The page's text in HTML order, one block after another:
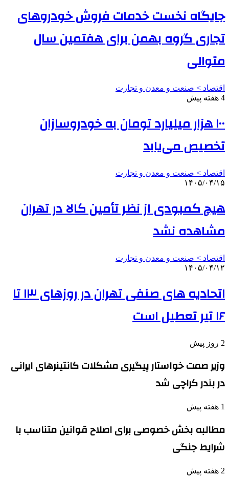
جایگاه نخست خدمات فروش خودروهای
تجاری گروه بهمن برای هفتمین سال
متوالی
اقتصاد > صنعت و معدن و تجارت
4 هفته پیش
۱۰۰ هزار میلیارد تومان به خودروسازان
تخصیص می‌یابد
اقتصاد > صنعت و معدن و تجارت
۱۴۰۵/۰۴/۱۵
هیچ کمبودی از نظر تأمین کالا در تهران
مشاهده نشد
اقتصاد > صنعت و معدن و تجارت
۱۴۰۵/۰۴/۱۲
اتحادیه های صنفی تهران در روزهای ۱۳ تا
۱۶ تیر تعطیل است
2 روز پیش
وزیر صمت خواستار پیگیری مشکلات کانتینرهای ایرانی
در بندر کراچی شد
1 هفته پیش
مطالبه بخش خصوصی برای اصلاح قوانین متناسب با
شرایط جنگی
2 هفته پیش